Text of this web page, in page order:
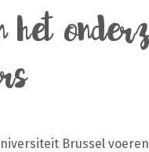
het
Brussel